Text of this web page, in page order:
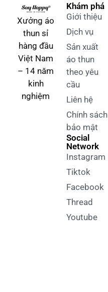
Xưởng áo
thun sỉ
hàng đầu
Việt Nam
– 14 năm
kinh
nghiệm
Khám phá
Giới thiệu
Dịch vụ
Sản xuất
áo thun
theo yêu
cầu
Liên hệ
Chính sách
bảo mật
Social
Network
Instagram
Tiktok
Facebook
Thread
Youtube